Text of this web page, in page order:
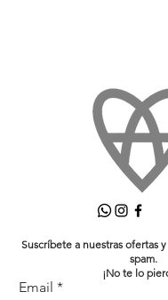
Suscríbete a nuestras ofertas
spam.
¡No te lo
Email